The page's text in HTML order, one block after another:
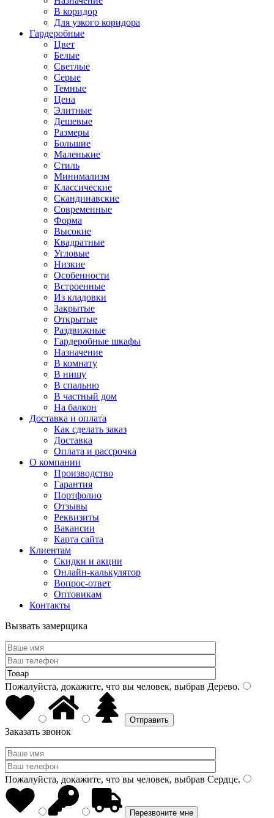
В коридор
Для узкого коридора
Гардеробные
Цвет
Белые
Светлые
Серые
Темные
Цена
Элитные
Дешевые
Размеры
Большие
Маленькие
Стиль
Минимализм
Классические
Скандинавские
Современные
Форма
Высокие
Квадратные
Угловые
Низкие
Особенности
Встроенные
Из кладовки
Закрытые
Открытые
Раздвижные
Гардеробные шкафы
Назначение
В комнату
В нишу
В спальню
В частный дом
На балкон
Доставка и оплата
Как сделать заказ
Доставка
Оплата и рассрочка
О компании
Производство
Гарантия
Портфолио
Отзывы
Реквизиты
Вакансии
Карта сайта
Клиентам
Скидки и акции
Онлайн-калькулятор
Вопрос-ответ
Оптовикам
Контакты
Вызвать замерщика
Пожалуйста, докажите, что вы человек, выбрав Дерево.
Заказать звонок
Пожалуйста, докажите, что вы человек, выбрав Сердце.